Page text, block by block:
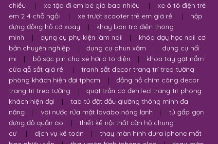
chiều
| xe tập đi em bé giá bao nhiêu |
xe ô tô điện trẻ
em 2 4 chỗ ngồi
| xe trượt scooter trẻ em giá rẻ |
hộp
đựng đồng hồ cơ xoay
|
khay bàn trà điện thông
minh
| dụng cụ phụ kiện làm nail |
khóa dạy học nail cơ
bản chuyên nghiệp
| dụng cụ phun xăm |
dụng cụ nối
mi
| bộ sạc pin cho xe hơi ô tô điện |
khóa tay gạt nắm
cửa gỗ sắt giá rẻ
|
tranh sắt decor trang trí treo tường
phòng khách hiện đại tphcm
|
đồng hồ chim công decor
trang trí treo tường
|
quạt trần có đèn led trang trí phòng
khách hiện đại
|
tab tủ đặt đầu giường thông minh đa
năng
| vòi nước rửa mặt lavabo nóng lạnh |
tủ gấp gọn
đựng đồ quần áo
|
thiết kế nội thất căn hộ chung
cư
| dịch vụ kế toán |
thay màn hình dura iphone mất